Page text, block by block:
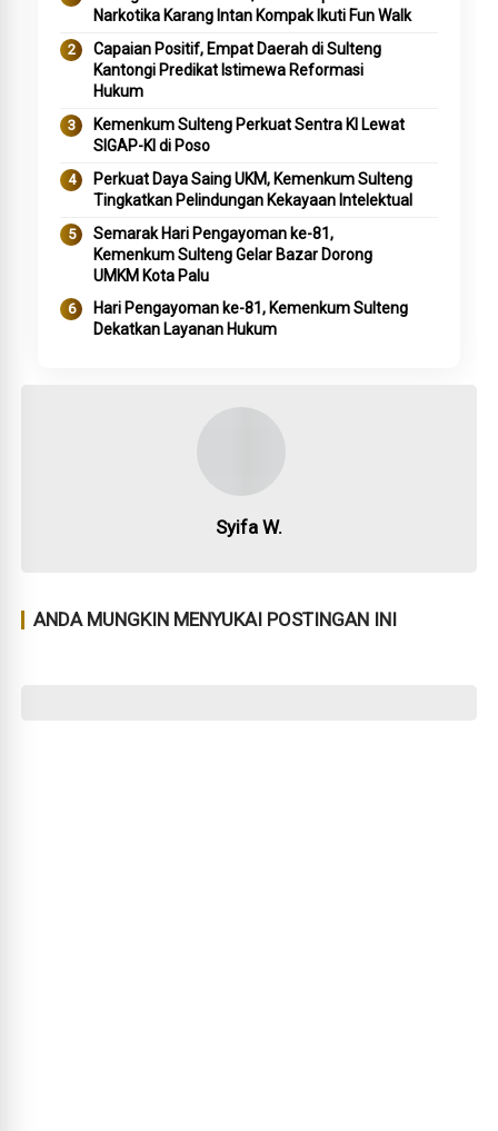
Narkotika Karang Intan Kompak Ikuti Fun Walk
Capaian Positif, Empat Daerah di Sulteng
Kantongi Predikat Istimewa Reformasi
Hukum
Kemenkum Sulteng Perkuat Sentra KI Lewat
SIGAP-KI di Poso
Perkuat Daya Saing UKM, Kemenkum Sulteng
Tingkatkan Pelindungan Kekayaan Intelektual
Semarak Hari Pengayoman ke-81,
Kemenkum Sulteng Gelar Bazar Dorong
UMKM Kota Palu
Hari Pengayoman ke-81, Kemenkum Sulteng
Dekatkan Layanan Hukum
Syifa W.
ANDA MUNGKIN MENYUKAI POSTINGAN INI